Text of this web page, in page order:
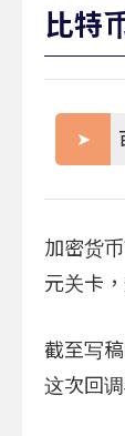
比特
加密货
元关卡
截至写
这次回